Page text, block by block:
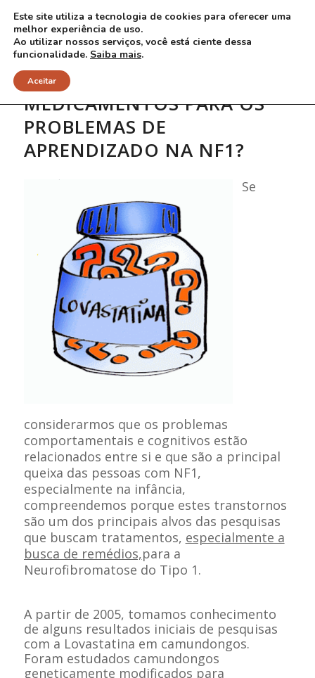
MEDICAMENTOS PARA OS
PROBLEMAS DE
APRENDIZADO NA NF1?
Se
considerarmos que os problemas
comportamentais e cognitivos estão
relacionados entre si e que são a principal
queixa das pessoas com NF1,
especialmente na infância,
compreendemos porque estes transtornos
são um dos principais alvos das pesquisas
que buscam tratamentos, especialmente a
busca de remédios,para a
Neurofibromatose do Tipo 1.
A partir de 2005, tomamos conhecimento
de alguns resultados iniciais de pesquisas
com a Lovastatina em camundongos.
Foram estudados camundongos
geneticamente modificados para
Este site utiliza a tecnologia de cookies para oferecer uma
melhor experiência de uso.
Ao utilizar nossos serviços, você está ciente dessa
funcionalidade. Saiba mais.
Aceitar